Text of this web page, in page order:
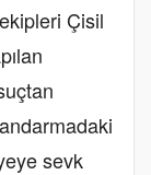
Çisil
sevk